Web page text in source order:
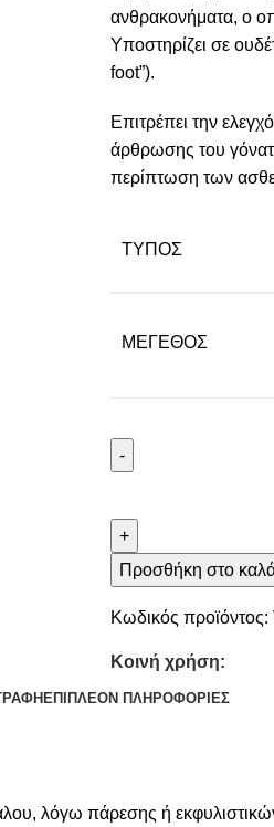
ανθρακονήματα, ο
Υποστηρίζει σε
foot”).
Επιτρέπει την
άρθρωσης του
περίπτωση των
ΤΎΠΟΣ
ΜΈΓΕΘΟΣ
-
+
Προσθήκη στο
Κωδικός προϊόντος:
Κοινή χρήση:
ΕΠΙΠΛΈΟΝ ΠΛΗΡΟΦΟΡΊΕΣ
λόγω πάρεσης ή